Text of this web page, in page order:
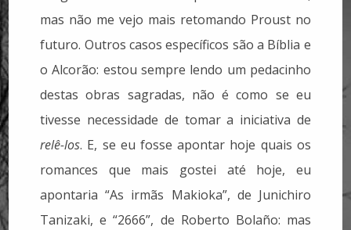
mas não me vejo mais retomando Proust no
futuro. Outros casos específicos são a Bíblia e
o Alcorão: estou sempre lendo um pedacinho
destas obras sagradas, não é como se eu
tivesse necessidade de tomar a iniciativa de
relê-los. E, se eu fosse apontar hoje quais os
romances que mais gostei até hoje, eu
apontaria “As irmãs Makioka”, de Junichiro
Tanizaki, e “2666”, de Roberto Bolaño: mas